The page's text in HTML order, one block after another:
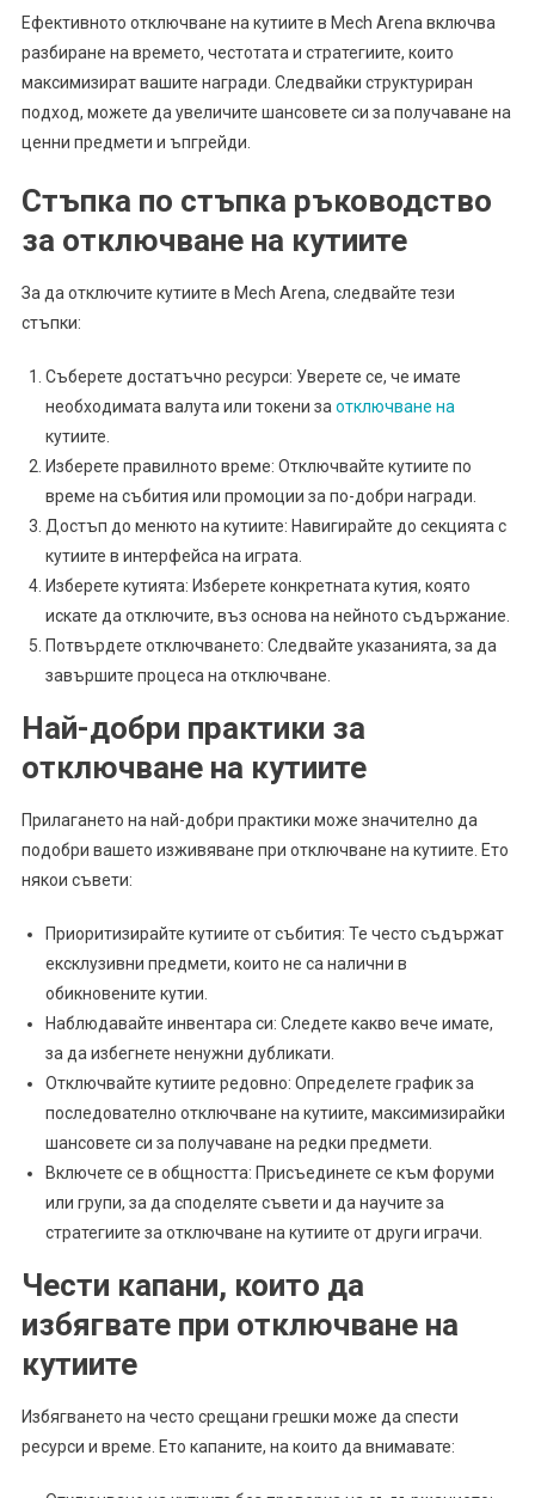
Ефективното отключване на кутиите в Mech Arena включва
разбиране на времето, честотата и стратегиите, които
максимизират вашите награди. Следвайки структуриран
подход, можете да увеличите шансовете си за получаване на
ценни предмети и ъпгрейди.
Стъпка по стъпка ръководство
за отключване на кутиите
За да отключите кутиите в Mech Arena, следвайте тези
стъпки:
Съберете достатъчно ресурси: Уверете се, че имате
необходимата валута или токени за отключване на
кутиите.
Изберете правилното време: Отключвайте кутиите по
време на събития или промоции за по-добри награди.
Достъп до менюто на кутиите: Навигирайте до секцията с
кутиите в интерфейса на играта.
Изберете кутията: Изберете конкретната кутия, която
искате да отключите, въз основа на нейното съдържание.
Потвърдете отключването: Следвайте указанията, за да
завършите процеса на отключване.
Най-добри практики за
отключване на кутиите
Прилагането на най-добри практики може значително да
подобри вашето изживяване при отключване на кутиите. Ето
някои съвети:
Приоритизирайте кутиите от събития: Те често съдържат
ексклузивни предмети, които не са налични в
обикновените кутии.
Наблюдавайте инвентара си: Следете какво вече имате,
за да избегнете ненужни дубликати.
Отключвайте кутиите редовно: Определете график за
последователно отключване на кутиите, максимизирайки
шансовете си за получаване на редки предмети.
Включете се в общността: Присъединете се към форуми
или групи, за да споделяте съвети и да научите за
стратегиите за отключване на кутиите от други играчи.
Чести капани, които да
избягвате при отключване на
кутиите
Избягването на често срещани грешки може да спести
ресурси и време. Ето капаните, на които да внимавате: